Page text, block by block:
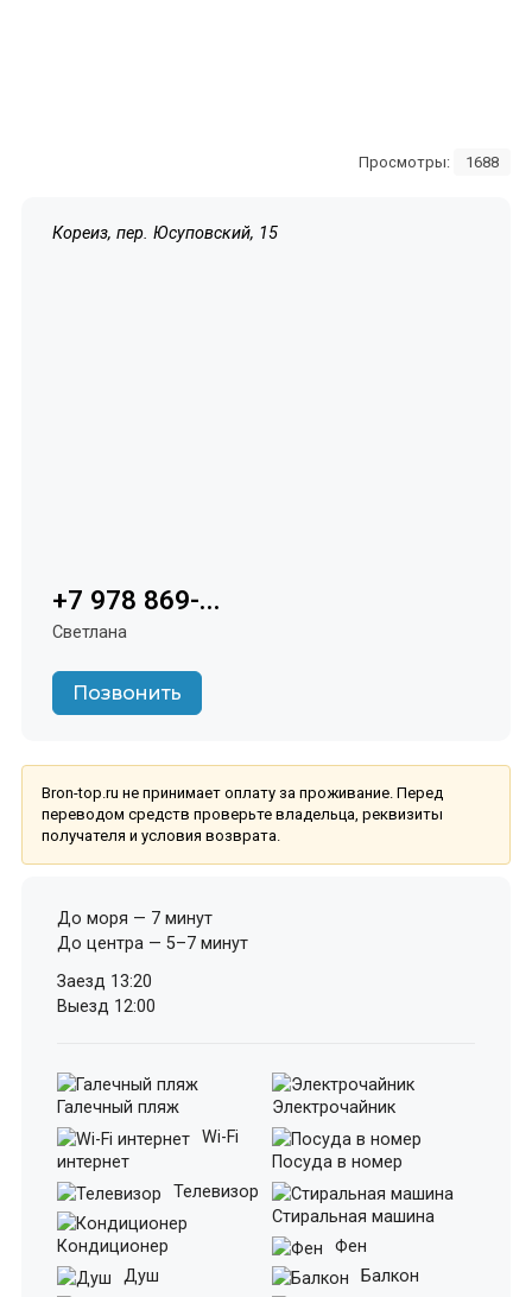
Просмотры: 1688
Кореиз, пер. Юсуповский, 15
+7 978 869-...
Светлана
Позвонить
Bron-top.ru не принимает оплату за проживание. Перед
переводом средств проверьте владельца, реквизиты
получателя и условия возврата.
До моря — 7 минут
До центра — 5–7 минут
Заезд 13:20
Выезд 12:00
Галечный пляж
Wi-Fi
интернет
Телевизор
Кондиционер
Душ
Электрочайник
Посуда в номер
Стиральная машина
Фен
Балкон